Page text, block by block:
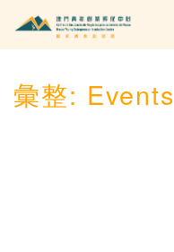
彙整: Events